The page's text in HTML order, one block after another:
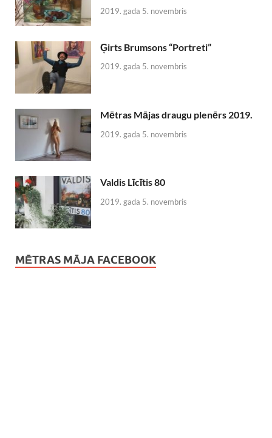
2019. gada 5. novembris
Ģirts Brumsons “Portreti”
2019. gada 5. novembris
Mētras Mājas draugu plenērs 2019.
2019. gada 5. novembris
Valdis Līcītis 80
2019. gada 5. novembris
MĒTRAS MĀJA FACEBOOK